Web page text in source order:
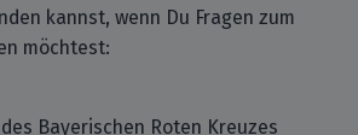
kannst, wenn Du Fragen zum
möchtest:
Bayerischen Roten Kreuzes